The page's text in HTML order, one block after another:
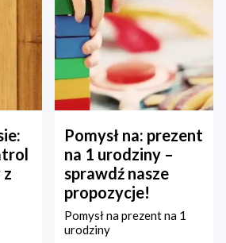
Pomysł na: prezent
na 1 urodziny –
sprawdź nasze
propozycje!
Pomysł na prezent na 1
urodziny